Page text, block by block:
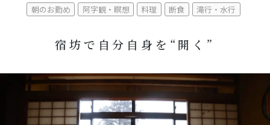
朝のお勤め 阿字観・瞑想 料理 断食 滝行・水行
宿坊で自分自身を“開く”